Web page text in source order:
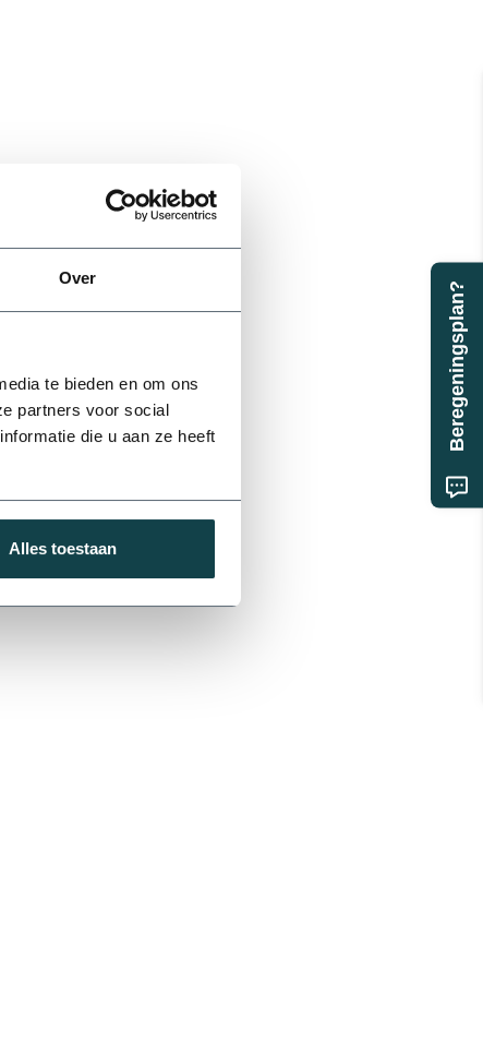
Over
te bieden en om ons
partners voor social
die u aan ze heeft
Alles toestaan
Beregeningsplan?